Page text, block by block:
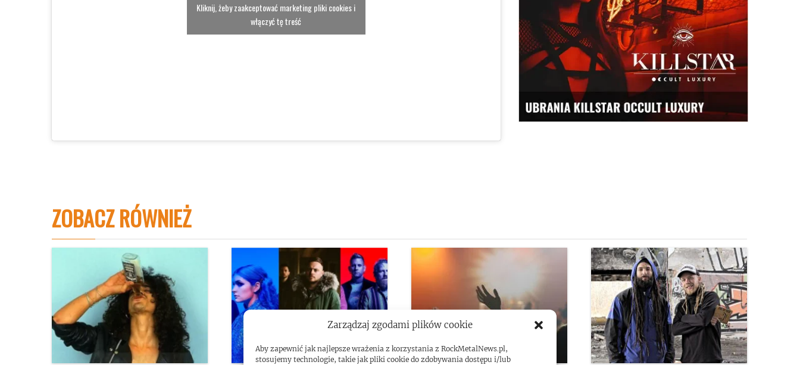
Zarządzaj zgodami plików cookie
Aby zapewnić jak najlepsze wrażenia z korzystania z RockMetalNews.pl,
stosujemy technologie, takie jak pliki cookie do zdobywania dostępu i/lub
Kliknij, żeby zaakceptować marketing pliki cookies i
włączyć tę treść
ZOBACZ RÓWNIEŻ